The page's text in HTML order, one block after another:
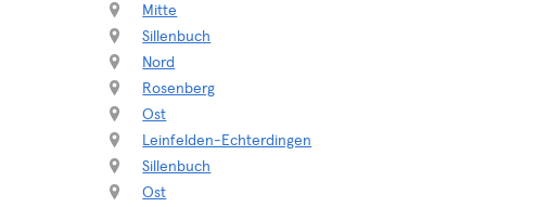
Mitte
Sillenbuch
Nord
Rosenberg
Ost
Leinfelden-Echterdingen
Sillenbuch
Ost